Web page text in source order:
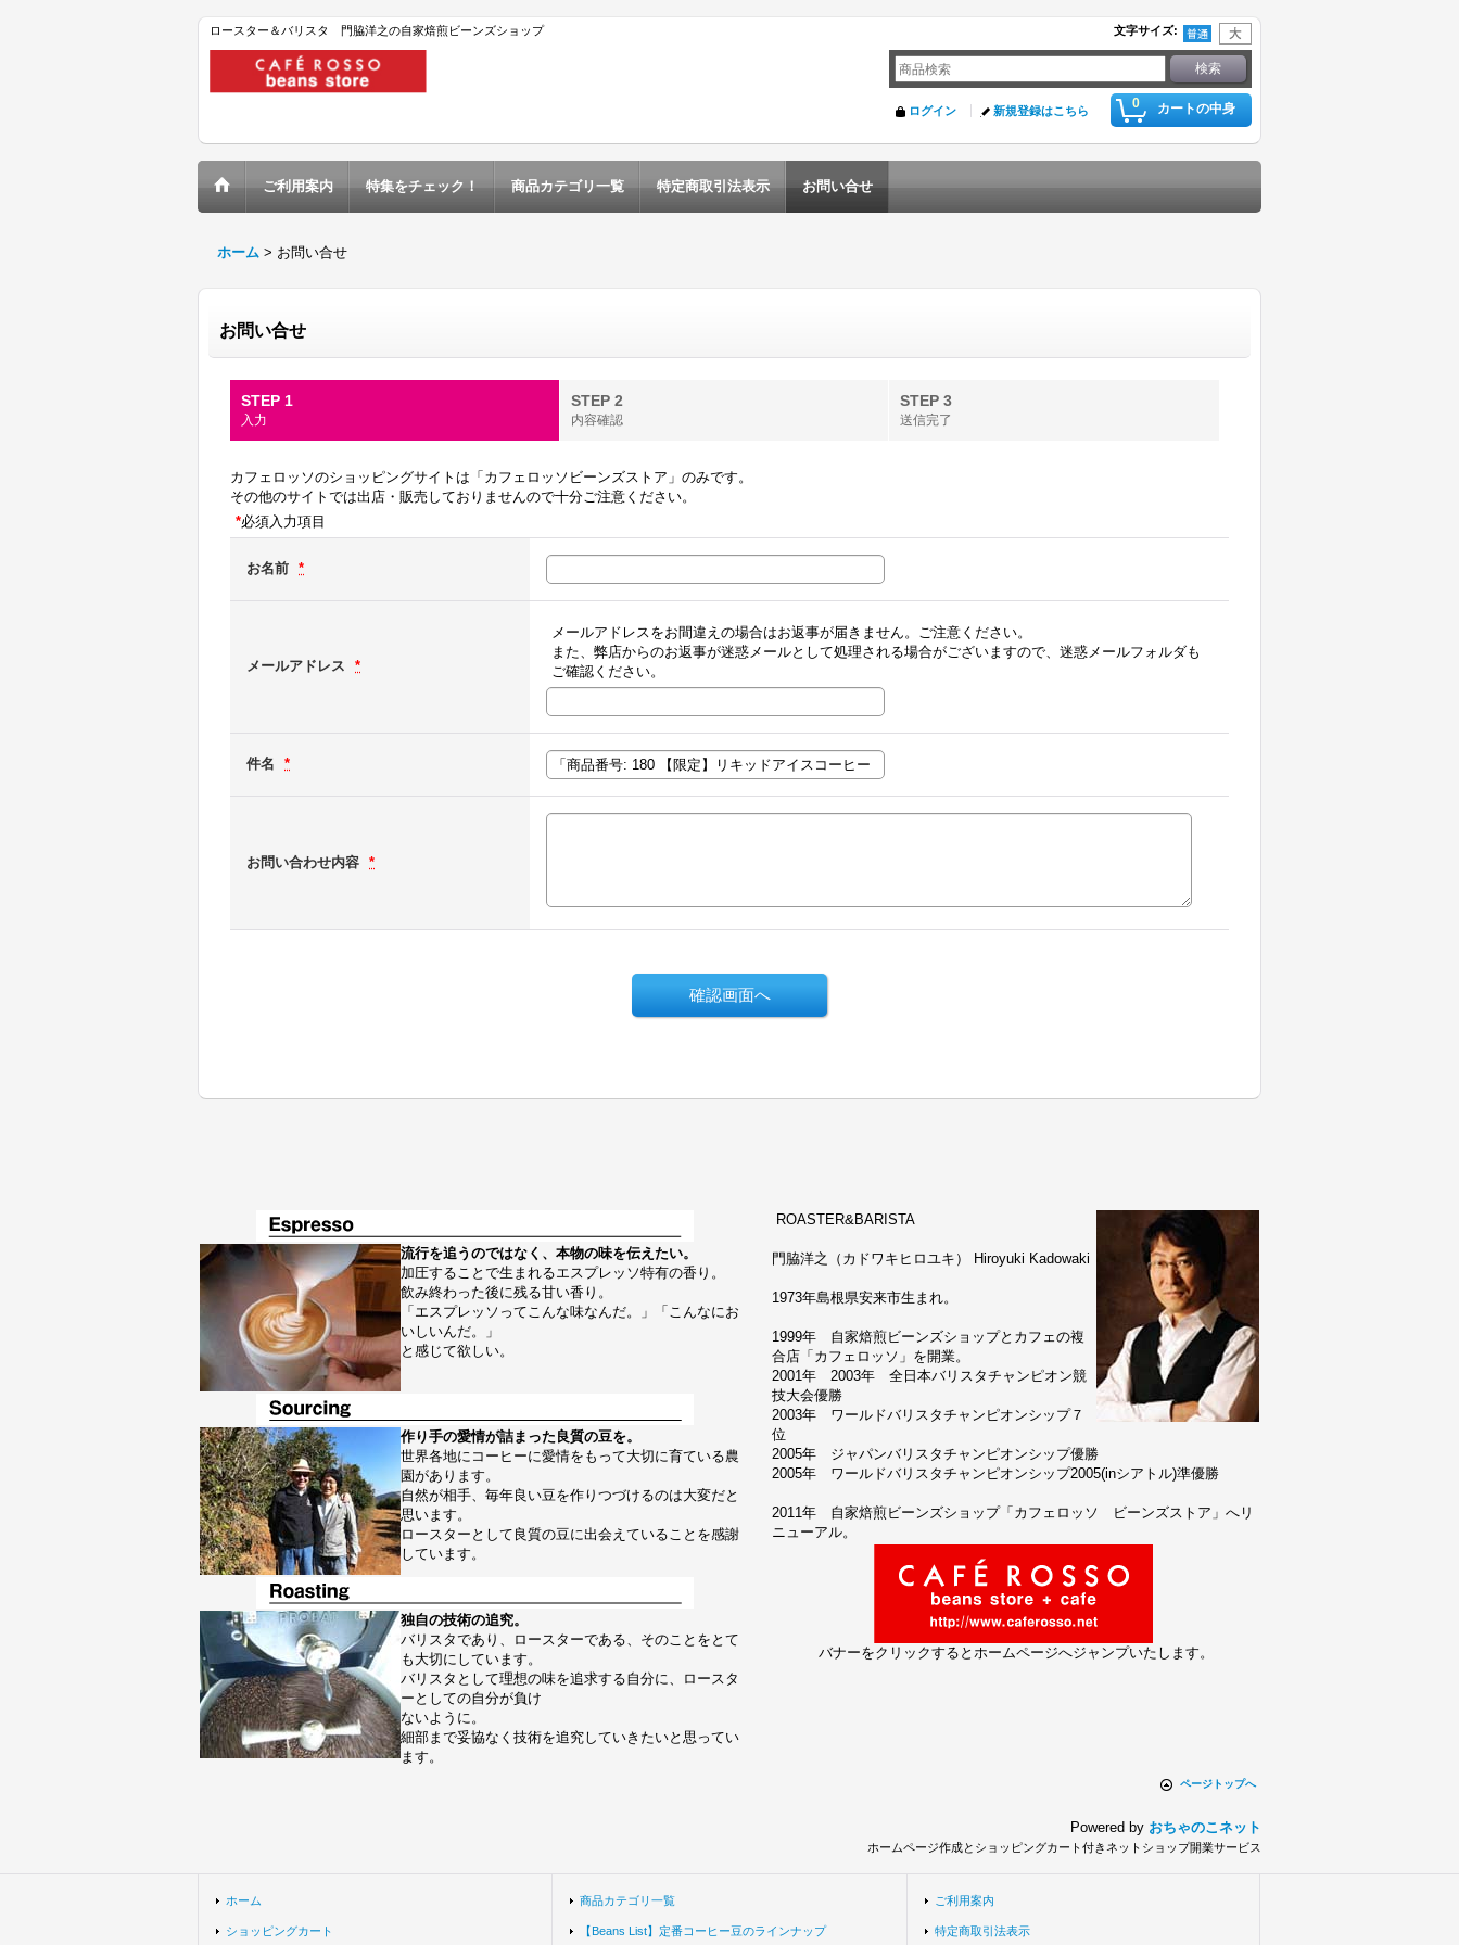
ロースター＆バリスタ 門脇洋之の自家焙煎ビーンズショップ 文字サイズ:
0 カートの中身
ログイン 新規登録はこちら
ご利用案内 特集をチェック！ 商品カテゴリ一覧 特定商取引法表示 お問い合せ
ホーム > お問い合せ
お問い合せ
STEP 1
入力
STEP 2
内容確認
STEP 3
送信完了
カフェロッソのショッピングサイトは「カフェロッソビーンズストア」のみです。
その他のサイトでは出店・販売しておりませんので十分ご注意ください。
*必須入力項目
お名前 *
メールアドレス *
メールアドレスをお間違えの場合はお返事が届きません。ご注意ください。
また、弊店からのお返事が迷惑メールとして処理される場合がございますので、迷惑メールフォルダも
ご確認ください。
件名 *
お問い合わせ内容 *
流行を追うのではなく、本物の味を伝えたい。
加圧することで生まれるエスプレッソ特有の香り。
飲み終わった後に残る甘い香り。
「エスプレッソってこんな味なんだ。」「こんなにお
いしいんだ。」
と感じて欲しい。
作り手の愛情が詰まった良質の豆を。
世界各地にコーヒーに愛情をもって大切に育ている農
園があります。
自然が相手、毎年良い豆を作りつづけるのは大変だと
思います。
ロースターとして良質の豆に出会えていることを感謝
しています。
独自の技術の追究。
バリスタであり、ロースターである、そのことをとて
も大切にしています。
バリスタとして理想の味を追求する自分に、ロースタ
ーとしての自分が負け
ないように。
細部まで妥協なく技術を追究していきたいと思ってい
ます。
ROASTER&BARISTA
門脇洋之（カドワキヒロユキ） Hiroyuki Kadowaki
1973年島根県安来市生まれ。
1999年 自家焙煎ビーンズショップとカフェの複
合店「カフェロッソ」を開業。
2001年 2003年 全日本バリスタチャンピオン競
技大会優勝
2003年 ワールドバリスタチャンピオンシップ７
位
2005年 ジャパンバリスタチャンピオンシップ優勝
2005年 ワールドバリスタチャンピオンシップ2005(inシアトル)準優勝
2011年 自家焙煎ビーンズショップ「カフェロッソ ビーンズストア」へリ
ニューアル。
バナーをクリックするとホームページへジャンプいたします。
ページトップへ
Powered by おちゃのこネット
ホームページ作成とショッピングカート付きネットショップ開業サービス
ホーム
ショッピングカート
商品カテゴリ一覧
【Beans List】定番コーヒー豆のラインナップ
ご利用案内
特定商取引法表示